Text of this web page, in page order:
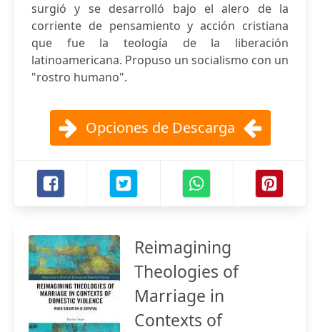
surgió y se desarrolló bajo el alero de la
corriente de pensamiento y acción cristiana
que fue la teología de la liberación
latinoamericana. Propuso un socialismo con un
"rostro humano".
Opciones de Descarga
Reimagining
Theologies of
Marriage in
Contexts of